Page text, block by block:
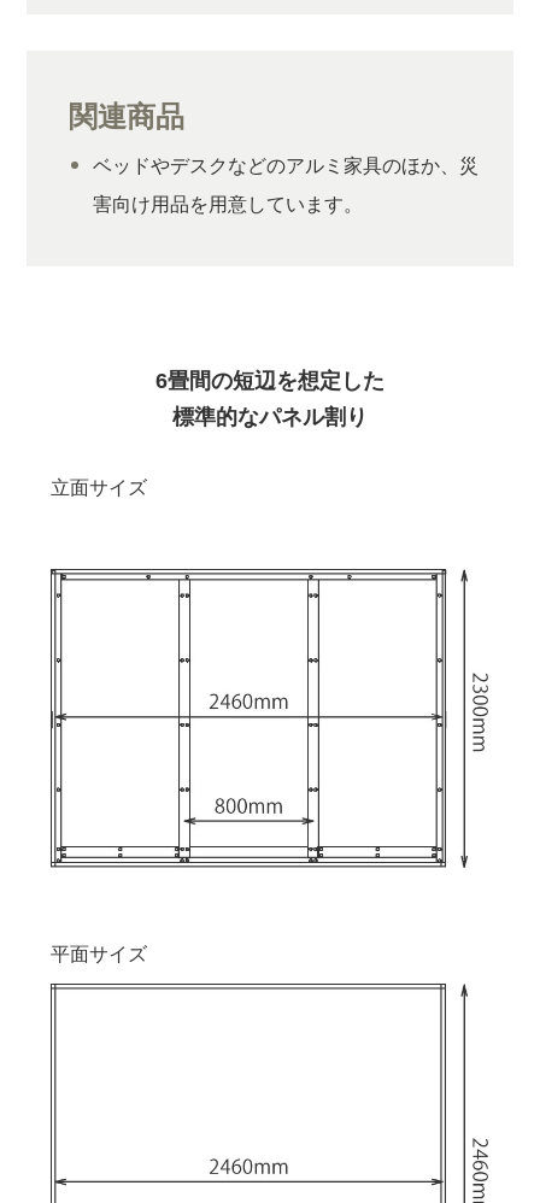
関連商品
ベッドやデスクなどのアルミ家具のほか、災
害向け用品を用意しています。
6畳間の短辺を想定した
標準的なパネル割り
立面サイズ
平面サイズ